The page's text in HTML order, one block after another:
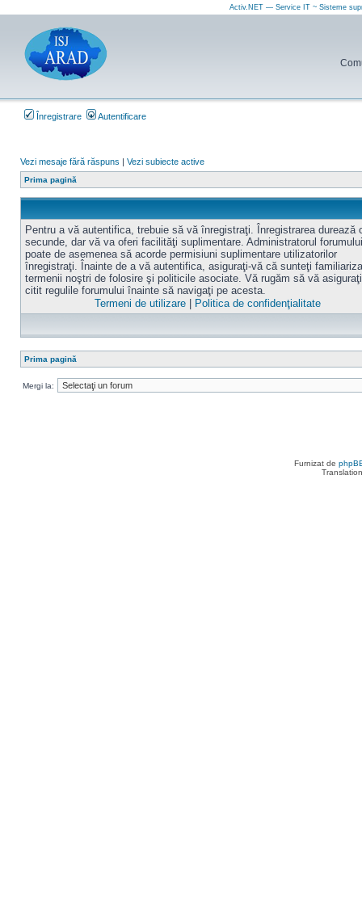
Activ.NET — Service IT ~ Sisteme
Înregistrare Autentificare
Vezi mesaje fără răspuns | Vezi subiecte active
Prima pagină
Pentru a vă autentifica, trebuie să vă înregistraţi. Înregistrarea durează
secunde, dar vă va oferi facilităţi suplimentare. Administratorul forumului
poate de asemenea să acorde permisiuni suplimentare utilizatorilor
înregistraţi. Înainte de a vă autentifica, asiguraţi-vă că sunteţi
termenii noştri de folosire şi politicile asociate. Vă rugăm să vă
citit regulile forumului înainte să navigaţi pe acesta.
Termeni de utilizare
Politica de confidenţialitate
Prima pagină
Mergi la:
Furnizat de